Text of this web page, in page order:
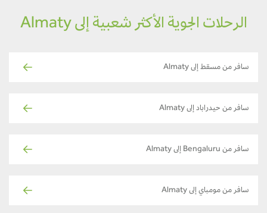
الرحلات الجوية الأكثر شعبية إلى Almaty
سافر من مسقط إلى Almaty
سافر من حيدراباد إلى Almaty
سافر من Bengaluru إلى Almaty
سافر من مومباي إلى Almaty